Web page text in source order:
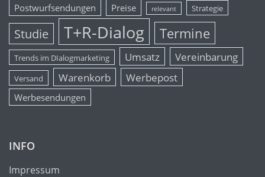
Postwurfsendungen Preise relevant Strategie
Studie T+R-Dialog Termine
Trends im DIalogmarketing Umsatz Vereinbarung
Versand Warenkorb Werbepost
Werbesendungen
INFO
Impressum